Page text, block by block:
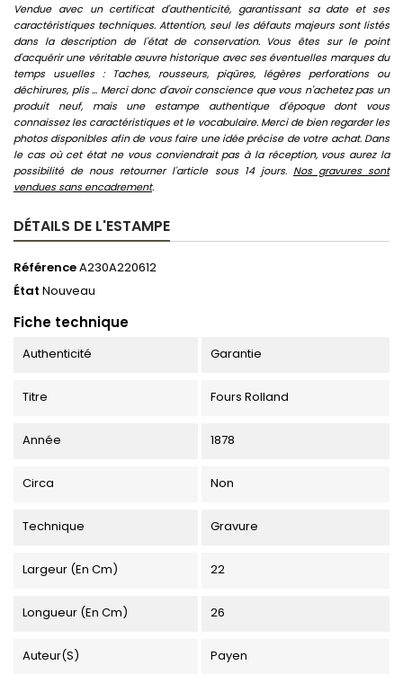
Vendue avec un certificat d'authenticité, garantissant sa date et ses
caractéristiques techniques. Attention, seul les défauts majeurs sont listés
dans la description de l'état de conservation. Vous êtes sur le point
d'acquérir une véritable œuvre historique avec ses éventuelles marques du
temps usuelles : Taches, rousseurs, piqûres, légères perforations ou
déchirures, plis ... Merci donc d'avoir conscience que vous n'achetez pas un
produit neuf, mais une estampe authentique d'époque dont vous
connaissez les caractéristiques et le vocabulaire. Merci de bien regarder les
photos disponibles afin de vous faire une idée précise de votre achat. Dans
le cas où cet état ne vous conviendrait pas à la réception, vous aurez la
possibilité de nous retourner l'article sous 14 jours. Nos gravures sont
vendues sans encadrement.
DÉTAILS DE L'ESTAMPE
RéférenceA230A220612
État Nouveau
Fiche technique
Authenticité Garantie
Titre Fours Rolland
Année 1878
Circa Non
Technique Gravure
Largeur (en Cm) 22
Longueur (en Cm) 26
Auteur(s) Payen